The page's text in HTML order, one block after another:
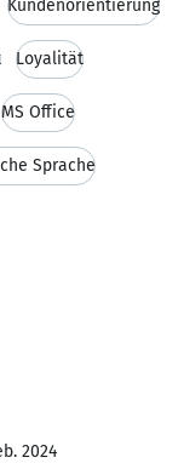
Kundenorientierung
Loyalität
MS Office
Sprache
2024